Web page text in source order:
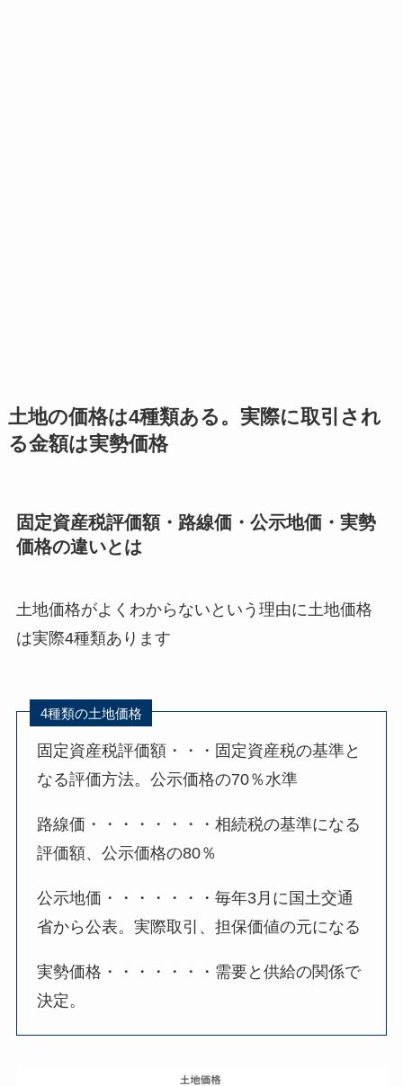
土地の価格は4種類ある。実際に取引され
る金額は実勢価格
固定資産税評価額・路線価・公示地価・実勢
価格の違いとは
土地価格がよくわからないという理由に土地価格
は実際4種類あります
4種類の土地価格
固定資産税評価額・・・固定資産税の基準と
なる評価方法。公示価格の70％水準
路線価・・・・・・・・相続税の基準になる
評価額、公示価格の80％
公示地価・・・・・・・毎年3月に国土交通
省から公表。実際取引、担保価値の元になる
実勢価格・・・・・・・需要と供給の関係で
決定。